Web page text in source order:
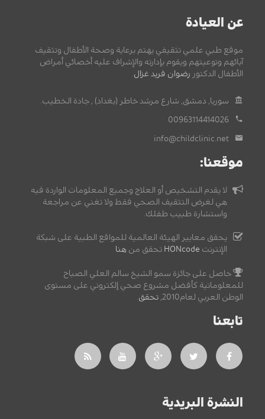
عن العيادة
موقع طبي علمي تثقيفي يهتم برعاية وصحة الأطفال وتثقيف
آبائهم وتوعيتهم ويقوم بإدارته والإشراف عليه أخصائي أمراض
الأطفال الدكتور رضوان فريد غزال
سوريا, دمشق, شارع مرشد خاطر (بغداد) , جادة الخطيب.
00963114414026
info@childclinic.net
موقعنا:
لا يقدم التشخيص أو العلاج وجميع المعلومات الواردة فيه
هي لغرض التثقيف الصحي فقط ولا تغني عن مراجعة
واستشارة طبيب طفلك.
يحقق معايير الهيئة العالمية للمواقع الطبية على شبكة
الإنترنت HONcode تحقق من هنا
حاصل على جائزة سمو الشيخ سالم العلي الصباح
للمعلوماتية كأفضل مشروع صحي إلكتروني على مستوى
الوطن العربي لعام2010,
تحقق
تابعنا
النشرة البريدية